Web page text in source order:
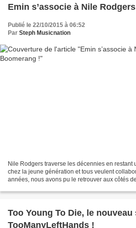
Emin s’associe à Nile
Publié le 22/10/2015 à 06:52
Par Steph Musicnation
Nile Rodgers traverse les décennies en restant
chez la jeune génération et tous veulent
années, nous avons pu le retrouver aux côtés
Too Young To Die, le nouveau
TooManyLeftHands !